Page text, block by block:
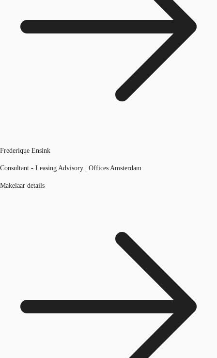
Frederique Ensink
Consultant - Leasing Advisory | Offices Amsterdam
Makelaar details